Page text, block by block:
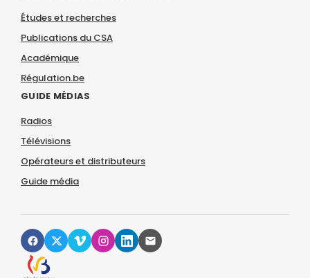
Études et recherches
Publications du CSA
Académique
Régulation.be
GUIDE MÉDIAS
Radios
Télévisions
Opérateurs et distributeurs
Guide média